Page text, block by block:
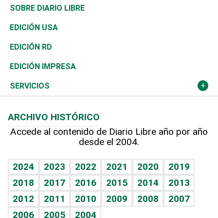
José Boquete
Reportajes
Asia
África
Ocenanía
Caribe
Resto del mundo
Consumo
Vivienda
Telecom.
Global y variable
Economía personal
Belleza
Buena Vida
Sociales
Novedades
Podcast Arte Libre
Hablando con el pediatra
Vida y familia
Eñe
Celebrando la vida
Golf
Ciclismo
Tenis
Olimpismo
Más deportes
Línea de hit
TBT Deportivo
De buena tinta
En Directo
El Espía
Noticiero Poteleche
Columnistas
Clima
Tecnología
Historia
Martes de tecnología
Cambio climático
Mundo
Economía
Revista
Deportes
Opinión
Hecho en casa
Guía del dinero
SOBRE DIARIO LIBRE
EDICIÓN USA
EDICIÓN RD
EDICIÓN IMPRESA
SERVICIOS
Cumpleaños
Horóscopos
Crucigramas
ARCHIVO HISTÓRICO
Accede al contenido de Diario Libre año por año
desde el 2004.
2024 2023 2022 2021 2020
2019
2018
2017 2016 2015 2014
2013
2012
2011 2010 2009 2008
2007
2006
2005 2004